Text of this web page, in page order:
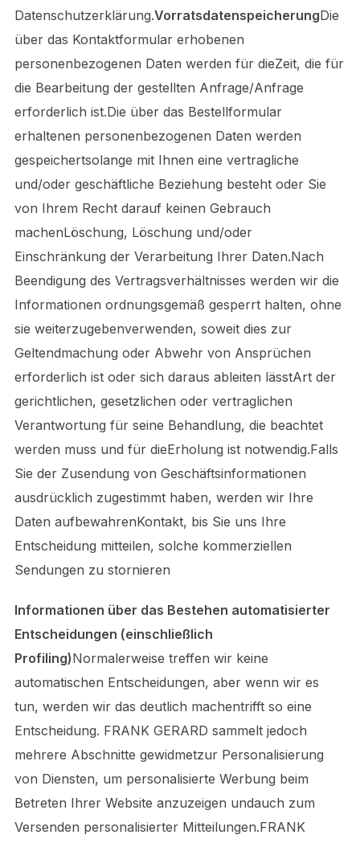
Datenschutzerklärung.VorratsdatenspeicherungDie
über das Kontaktformular erhobenen
personenbezogenen Daten werden für dieZeit, die für
die Bearbeitung der gestellten Anfrage/Anfrage
erforderlich ist.Die über das Bestellformular
erhaltenen personenbezogenen Daten werden
gespeichertsolange mit Ihnen eine vertragliche
und/oder geschäftliche Beziehung besteht oder Sie
von Ihrem Recht darauf keinen Gebrauch
machenLöschung, Löschung und/oder
Einschränkung der Verarbeitung Ihrer Daten.Nach
Beendigung des Vertragsverhältnisses werden wir die
Informationen ordnungsgemäß gesperrt halten, ohne
sie weiterzugebenverwenden, soweit dies zur
Geltendmachung oder Abwehr von Ansprüchen
erforderlich ist oder sich daraus ableiten lässtArt der
gerichtlichen, gesetzlichen oder vertraglichen
Verantwortung für seine Behandlung, die beachtet
werden muss und für dieErholung ist notwendig.Falls
Sie der Zusendung von Geschäftsinformationen
ausdrücklich zugestimmt haben, werden wir Ihre
Daten aufbewahrenKontakt, bis Sie uns Ihre
Entscheidung mitteilen, solche kommerziellen
Sendungen zu stornieren
Informationen über das Bestehen automatisierter
Entscheidungen (einschließlich
Profiling)Normalerweise treffen wir keine
automatischen Entscheidungen, aber wenn wir es
tun, werden wir das deutlich machentrifft so eine
Entscheidung. FRANK GERARD sammelt jedoch
mehrere Abschnitte gewidmetzur Personalisierung
von Diensten, um personalisierte Werbung beim
Betreten Ihrer Website anzuzeigen undauch zum
Versenden personalisierter Mitteilungen.FRANK